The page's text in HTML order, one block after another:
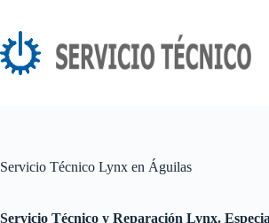
contenido
Servicio Técnico Lynx en Águilas
Servicio Técnico y Reparación Lynx.